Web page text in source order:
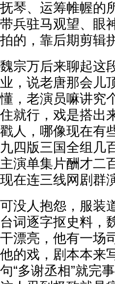
抚琴、运筹帷幄的
带兵驻马观望、眼
拍的，靠后期剪辑
魏宗万后来聊起这
业，说老唐那会儿
懂，老演员嘛讲究
住就行，戏是搭出
戳人，哪像现在有
九四版三国全组几
主演单集片酬才二
现在连三线网剧群
可没人抱怨，服装
台词逐字抠史料，
干漂亮，他有一场
他的戏，剧本本来
句“多谢丞相”就完